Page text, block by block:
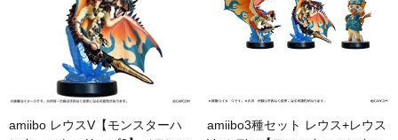
amiibo レウスV【モンスターハ
amiibo3種セット レウス+レウス